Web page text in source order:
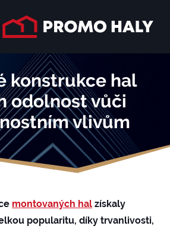
konstrukce hal
odolnost vůči
vlivům
montovaných hal získaly
popularitu, díky trvanlivosti,